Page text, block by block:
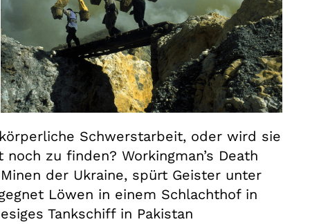
Schwerstarbeit, oder wird sie
zu finden? Workingman’s Death
der Ukraine, spürt Geister unter
Löwen in einem Schlachthof in
Tankschiff in Pakistan